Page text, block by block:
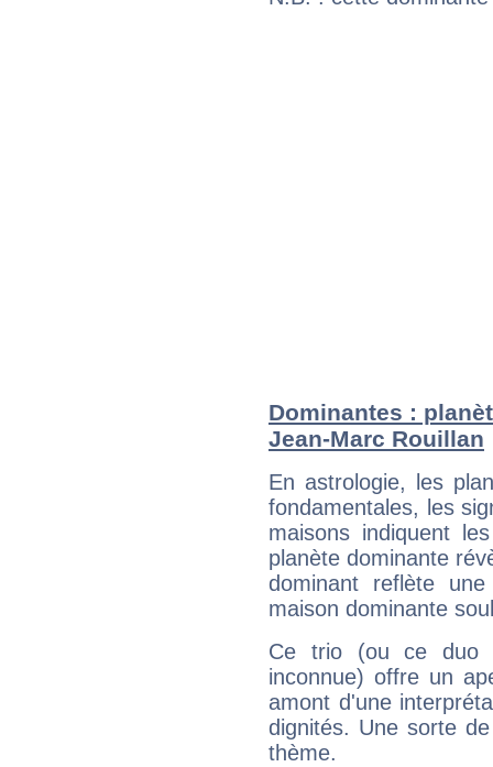
Dominantes :
Jean-Marc Rouillan
En astrologie, les
fondamentales, les
maisons indiquent
planète dominante
dominant reflète
maison dominante
Ce trio (ou ce duo
inconnue) offre un
amont d'une
dignités. Une sorte
thème.